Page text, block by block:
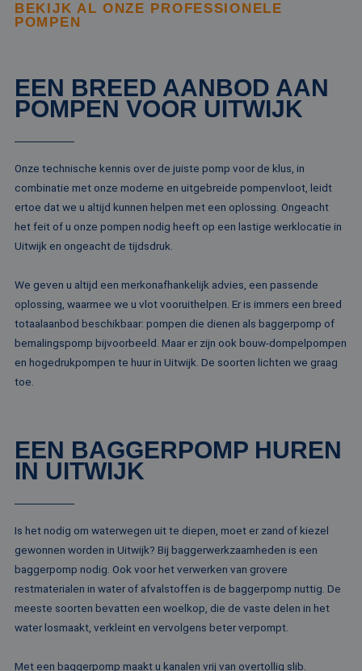
BEKIJK AL ONZE PROFESSIONELE
POMPEN
EEN BREED AANBOD AAN
POMPEN VOOR UITWIJK
Onze technische kennis over de juiste pomp voor de klus, in
combinatie met onze moderne en uitgebreide pompenvloot, leidt
ertoe dat we u altijd kunnen helpen met een oplossing. Ongeacht
het feit of u onze pompen nodig heeft op een lastige werklocatie in
Uitwijk en ongeacht de tijdsdruk.
We geven u altijd een merkonafhankelijk advies, een passende
oplossing, waarmee we u vlot vooruithelpen. Er is immers een breed
totaalaanbod beschikbaar: pompen die dienen als baggerpomp of
bemalingspomp bijvoorbeeld. Maar er zijn ook bouw-dompelpompen
en hogedrukpompen te huur in Uitwijk. De soorten lichten we graag
toe.
EEN BAGGERPOMP HUREN
IN UITWIJK
Is het nodig om waterwegen uit te diepen, moet er zand of kiezel
gewonnen worden in Uitwijk? Bij baggerwerkzaamheden is een
baggerpomp nodig. Ook voor het verwerken van grovere
restmaterialen in water of afvalstoffen is de baggerpomp nuttig. De
meeste soorten bevatten een woelkop, die de vaste delen in het
water losmaakt, verkleint en vervolgens beter verpompt.
Met een baggerpomp maakt u kanalen vrij van overtollig slib.